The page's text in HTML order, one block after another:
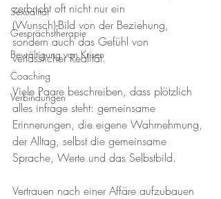
Sexualität
Gesprächstherapie
Bewältigung von Krisen
Coaching
Verbindungen
zerbricht oft nicht nur ein
(Wunsch)-Bild von der Beziehung,
sondern auch das Gefühl von
verlässlicher Realität.
Viele Paare beschreiben, dass plötzlich
alles infrage steht: gemeinsame
Erinnerungen, die eigene Wahrnehmung,
der Alltag, selbst die gemeinsame
Sprache, Werte und das Selbstbild.
Vertrauen nach einer Affäre aufzubauen